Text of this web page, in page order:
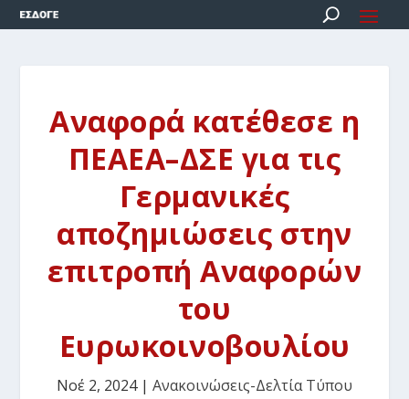
Αναφορά κατέθεσε η
ΠΕΑΕΑ–ΔΣΕ για τις
Γερμανικές
αποζημιώσεις στην
επιτροπή Αναφορών
του
Ευρωκοινοβουλίου
Νοέ 2, 2024| Ανακοινώσεις-Δελτία Τύπου